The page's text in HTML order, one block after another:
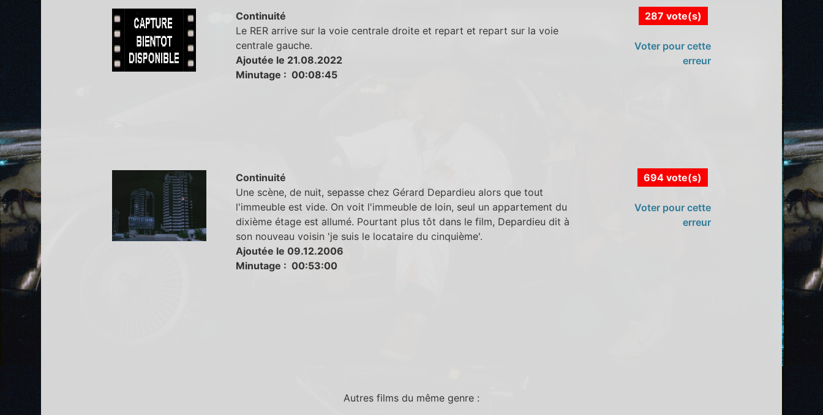
Continuité
Le RER arrive sur la voie centrale droite et repart et repart sur la voie
centrale gauche.
Ajoutée le 21.08.2022
Minutage : 00:08:45
287 vote(s)
Voter pour cette
erreur
Continuité
Une scène, de nuit, sepasse chez Gérard Depardieu alors que tout
l'immeuble est vide. On voit l'immeuble de loin, seul un appartement du
dixième étage est allumé. Pourtant plus tôt dans le film, Depardieu dit à
son nouveau voisin 'je suis le locataire du cinquième'.
Ajoutée le 09.12.2006
Minutage : 00:53:00
694 vote(s)
Voter pour cette
erreur
Autres films du même genre :